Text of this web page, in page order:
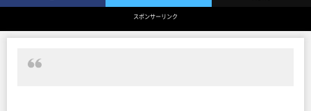
Twitterでツイート
スポンサーリンク